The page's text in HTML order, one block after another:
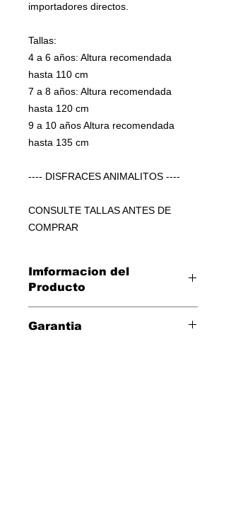
importadores directos.
Tallas:
4 a 6 años: Altura recomendada
hasta 110 cm
7 a 8 años: Altura recomendada
hasta 120 cm
9 a 10 años Altura recomendada
hasta 135 cm
---- DISFRACES ANIMALITOS ----
CONSULTE TALLAS ANTES DE
COMPRAR
Imformacion del
Producto
Garantia